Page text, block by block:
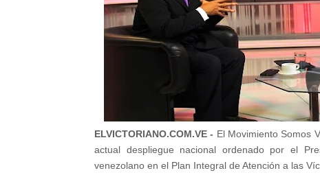
ELVICTORIANO.COM.VE - El Movimiento Somos
actual despliegue nacional ordenado por el
venezolano en el Plan Integral de Atención a las